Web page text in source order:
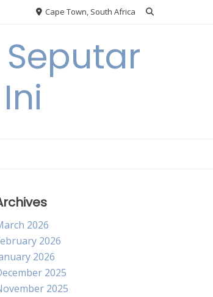
Cape Town, South Africa
Seputar
2026
2026
2026
2025
2025